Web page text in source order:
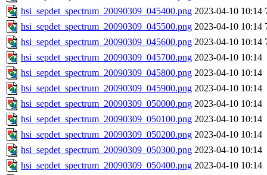
hsi_sepdet_spectrum_20090309_045400.png 2023-04-10 10:14
hsi_sepdet_spectrum_20090309_045500.png 2023-04-10 10:14
hsi_sepdet_spectrum_20090309_045600.png 2023-04-10 10:14
hsi_sepdet_spectrum_20090309_045700.png 2023-04-10 10:14
hsi_sepdet_spectrum_20090309_045800.png 2023-04-10 10:14
hsi_sepdet_spectrum_20090309_045900.png 2023-04-10 10:14
hsi_sepdet_spectrum_20090309_050000.png 2023-04-10 10:14
hsi_sepdet_spectrum_20090309_050100.png 2023-04-10 10:14
hsi_sepdet_spectrum_20090309_050200.png 2023-04-10 10:14
hsi_sepdet_spectrum_20090309_050300.png 2023-04-10 10:14
hsi_sepdet_spectrum_20090309_050400.png 2023-04-10 10:14